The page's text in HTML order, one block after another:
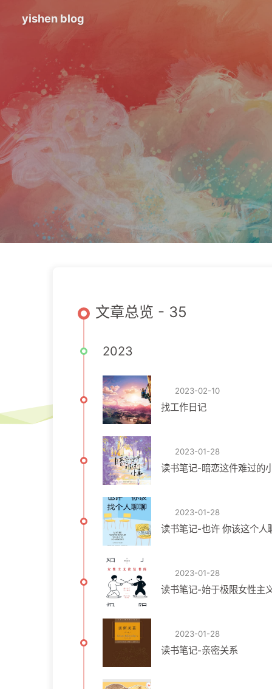
yishen blog
文章总览 - 35
2023
2023-02-10
找工作日记
2023-01-28
读书笔记-暗恋这件难过的
2023-01-28
读书笔记-也许 你该这个人
2023-01-28
读书笔记-始于极限女性主
2023-01-28
读书笔记-亲密关系